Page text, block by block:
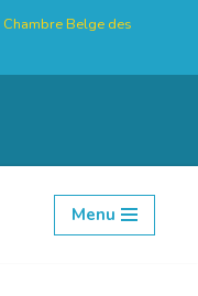
Chambre Belge des
Menu